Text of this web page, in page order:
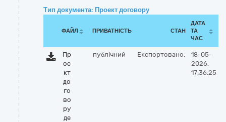
Тип документа: Проект договору
ФАЙЛ ПРИВАТНІСТЬ СТАН
ДАТА
ТА
ЧАС
Пр
оє
кт
до
го
во
ру
де
публічний Експортовано:
18-05-
2026,
17:36:25